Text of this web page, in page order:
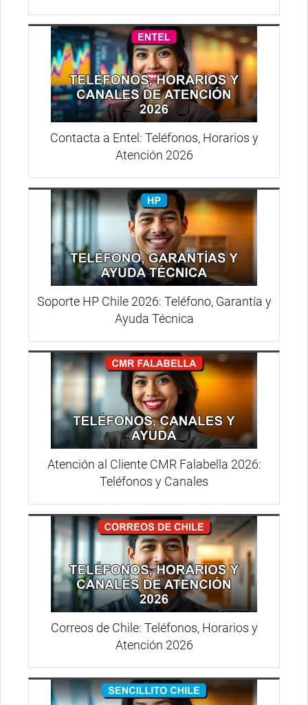
Contacta a Entel: Teléfonos, Horarios y
Atención 2026
Soporte HP Chile 2026: Teléfono, Garantía y
Ayuda Técnica
Atención al Cliente CMR Falabella 2026:
Teléfonos y Canales
Correos de Chile: Teléfonos, Horarios y
Atención 2026